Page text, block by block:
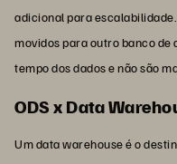
adicional para
movidos para outro banco de
tempo dos dados e não são
ODS x Data
Um data warehouse é o